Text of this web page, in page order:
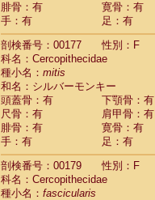
腓骨：有
寛骨：有
手：有
足：有
剖検番号：00177
性別：F
科名：Cercopithecidae
種小名： mitis
和名：シルバーモンキー
頭蓋骨：有
下顎骨：有
尺骨：有
肩甲骨：有
腓骨：有
寛骨：有
手：有
足：有
剖検番号：00179
性別：F
科名：Cercopithecidae
種小名： fascicularis